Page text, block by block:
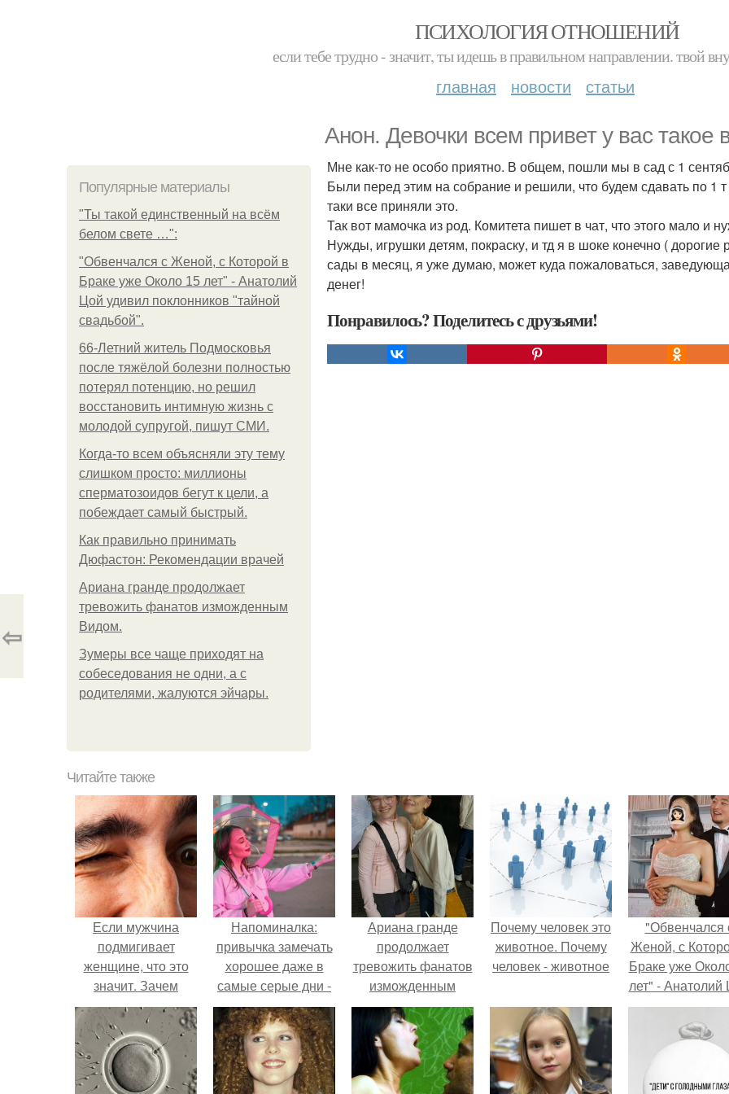
ПСИХОЛОГИЯ ОТНОШЕНИЙ
если тебе трудно - значит, ты идешь в правильном направлении. твой
главная новости статьи
Анон. Девочки всем привет у вас такое
Популярные материалы
"Ты такой единственный на всём
белом свете …":
"Обвенчался с Женой, с Которой в
Браке уже Около 15 лет" - Анатолий
Цой удивил поклонников "тайной
свадьбой".
66-Летний житель Подмосковья
после тяжёлой болезни полностью
потерял потенцию, но решил
восстановить интимную жизнь с
молодой супругой, пишут СМИ.
Когда-то всем объясняли эту тему
слишком просто: миллионы
сперматозоидов бегут к цели, а
побеждает самый быстрый.
Как правильно принимать
Дюфастон: Рекомендации врачей
Ариана гранде продолжает
тревожить фанатов изможденным
Видом.
Зумеры все чаще приходят на
собеседования не одни, а с
родителями, жалуются эйчары.
Мне как-то не особо приятно. В общем, пошли мы в сад с 1
Были перед этим на собрание и решили, что будем сдавать по 1 т
таки все приняли это.
Так вот мамочка из род. Комитета пишет в чат, что этого мало и
Нужды, игрушки детям, покраску, и тд я в шоке конечно ( дорогие
сады в месяц, я уже думаю, может куда пожаловаться,
денег!
Понравилось? Поделитесь с друзьями!
⇦
Читайте также
Если мужчина
подмигивает
женщине, что это
значит. Зачем
мужчина мне
подмигнул?
Напоминалка:
привычка замечать
хорошее даже в
самые серые дни -
это не очередная
сказка из книг по
саморазвитию.
Ариана гранде
продолжает
тревожить фанатов
изможденным
Видом.
Почему человек это
животное. Почему
человек - животное
"Обвенчался
Женой, с
Браке уже
лет" - Анатолий
удивил
поклонников
"тайной